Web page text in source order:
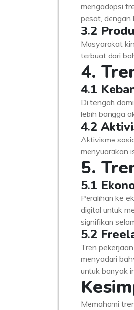
mengadopsi
pesat, dengan
3.2
Masyarakat
terbuat dari
4.
4.1
Di tengah
lebih bangga
4.2
Aktivisme
menyuarakan
5.
5.1
Peralihan ke
digital untuk
signifikan
5.2
Tren
menyadari
untuk banyak
Memahami